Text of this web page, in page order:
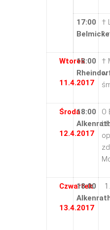
17:00
Belmicke
†
1
Wtorek
11.4.2017
18:00
†
w
Środa
12.4.2017
18:00
O
Czwartek
13.4.2017
18:00